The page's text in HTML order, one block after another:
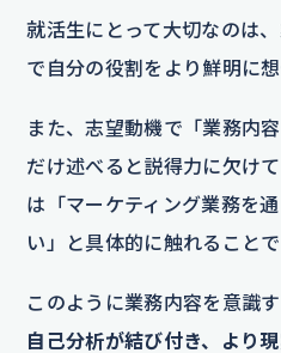
就活生にとって大切なのは
で自分の役割をより鮮明に
また、志望動機で「業務内
だけ述べると説得力に欠け
は「マーケティング業務を
い」と具体的に触れることで
このように業務内容を意識す
自己分析が結び付き、より